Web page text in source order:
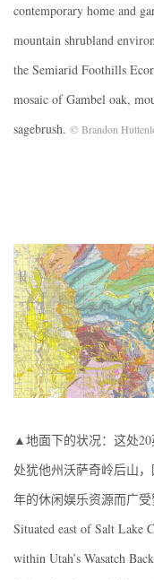
contemporary home and
mountain shrubland
the Semiarid Foothills
mosaic of Gambel oak,
sagebrush. © Brandon
▲地面下的状况：这处
处犹他州沃萨奇岭后山
年的休闲娱乐资源而广
Situated east of Salt Lake
within Utah’s Wasatch